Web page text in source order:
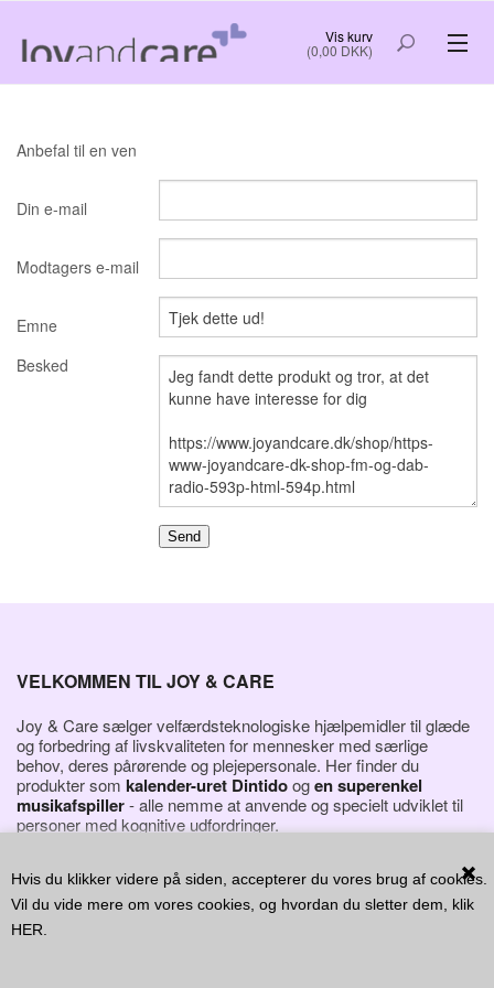
Hvis du klikker videre på siden, accepterer du vores brug af cookies.
Vil du vide mere om vores cookies, og hvordan du sletter dem, klik
HER
Vis kurv
(0,00 DKK)
RO OG GOD SØVN
KREATIV HYGGE
NYTTIG INFORMATION OG GODE TIP
OM OS
LOG IND
KØB OG LEVERING KONTAKT
Anbefal til en ven
Din e-mail
Modtagers e-mail
Emne
Besked
VELKOMMEN TIL JOY & CARE
Joy & Care sælger velfærdsteknologiske hjælpemidler til glæde
og forbedring af livskvaliteten for mennesker med særlige
behov, deres pårørende og plejepersonale. Her finder du
produkter som kalender-uret Dintidoogen superenkel
musikafspiller- alle nemme at anvende og specielt udviklet til
personer med kognitive udfordringer.